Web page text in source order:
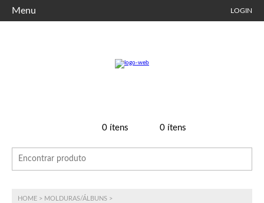
Menu LOGIN
0ítens 0ítens
HOME > MOLDURAS/ÁLBUNS >